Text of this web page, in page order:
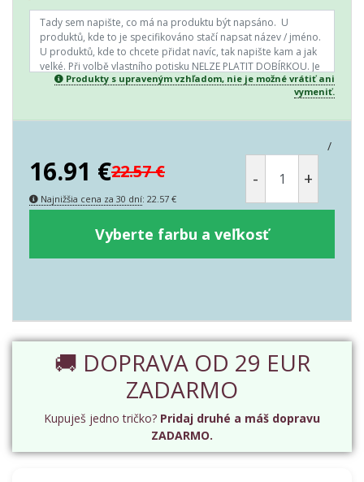
Produkty s upraveným vzhľadom, nie je možné vrátiť ani
vymeniť.
/
16.91 €22.57€
Najnižšia cena za 30 dní: 22.57 €
- +
Vyberte farbu a veľkosť
🚚 DOPRAVA OD 29 EUR
ZADARMO
Kupuješ jedno tričko? Pridaj druhé a máš dopravu
ZADARMO.